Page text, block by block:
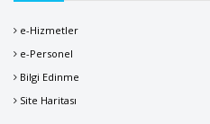
e-Hizmetler
e-Personel
Bilgi Edinme
Site Haritası